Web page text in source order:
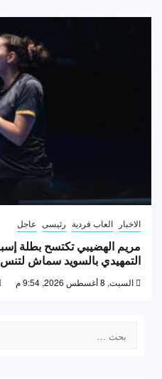
الاخبار العاب فردية رئيسى عاجل
مريم الهضيبي تكتسح بطلة
التمهيدي بالسويد سماش لتنس
السبت, 8 أغسطس 2026, 9:54 م
عن: